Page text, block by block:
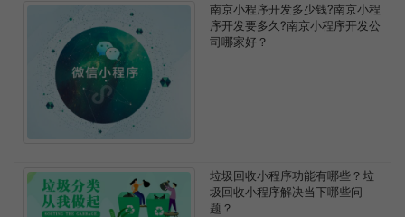
南京小程序开发多少钱?南京小程
序开发要多久?南京小程序开发公
司哪家好？
垃圾回收小程序功能有哪些？垃
圾回收小程序解决当下哪些问
题？